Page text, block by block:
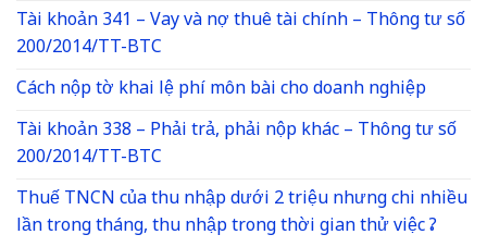
Tài khoản 341 – Vay và nợ thuê tài chính – Thông tư số
200/2014/TT-BTC
Cách nộp tờ khai lệ phí môn bài cho doanh nghiệp
Tài khoản 338 – Phải trả, phải nộp khác – Thông tư số
200/2014/TT-BTC
Thuế TNCN của thu nhập dưới 2 triệu nhưng chi nhiều
lần trong tháng, thu nhập trong thời gian thử việc ?